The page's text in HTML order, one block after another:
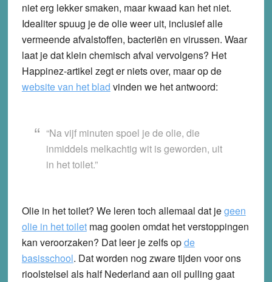
niet erg lekker smaken, maar kwaad kan het niet.
Idealiter spuug je de olie weer uit, inclusief alle
vermeende afvalstoffen, bacteriën en virussen. Waar
laat je dat klein chemisch afval vervolgens? Het
Happinez-artikel zegt er niets over, maar op de
website van het blad vinden we het antwoord:
“Na vijf minuten spoel je de olie, die
inmiddels melkachtig wit is geworden, uit
in het toilet.”
Olie in het toilet? We leren toch allemaal dat jegeen
olie in het toiletmag gooien omdat het verstoppingen
kan veroorzaken? Dat leer je zelfs opde
basisschool. Dat worden nog zware tijden voor ons
rioolstelsel als half Nederland aan oil pulling gaat